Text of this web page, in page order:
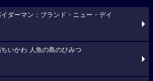
ダーマン：ブランド・ニュー・デイ
いかわ 人魚の島のひみつ